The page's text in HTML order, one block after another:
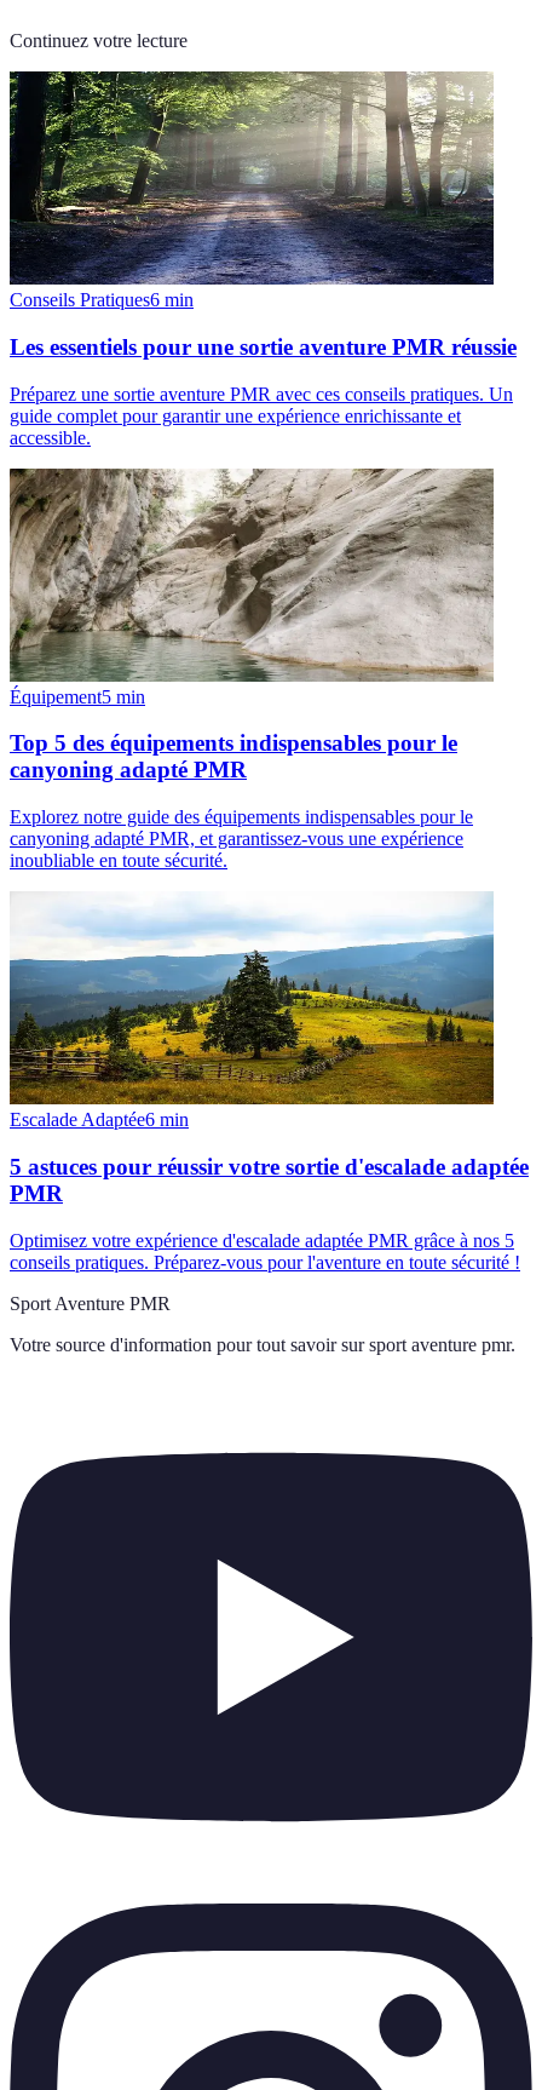
Continuez votre lecture
Conseils Pratiques6 min
Les essentiels pour une sortie aventure PMR réussie
Préparez une sortie aventure PMR avec ces conseils pratiques. Un
guide complet pour garantir une expérience enrichissante et
accessible.
Équipement5 min
Top 5 des équipements indispensables pour le
canyoning adapté PMR
Explorez notre guide des équipements indispensables pour le
canyoning adapté PMR, et garantissez-vous une expérience
inoubliable en toute sécurité.
Escalade Adaptée6 min
5 astuces pour réussir votre sortie d'escalade adaptée
PMR
Optimisez votre expérience d'escalade adaptée PMR grâce à nos 5
conseils pratiques. Préparez-vous pour l'aventure en toute sécurité !
Sport Aventure PMR
Votre source d'information pour tout savoir sur sport aventure pmr.